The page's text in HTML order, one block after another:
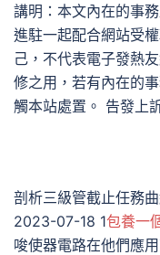
講明：本文內在的事
進駐一起配合網站受
己，不代表電子發熱
修之用，若有內在的
觸本站處置。 告發上
剖析三級管截止任務
2023-07-18 1包養一
唆使器電路在他們應